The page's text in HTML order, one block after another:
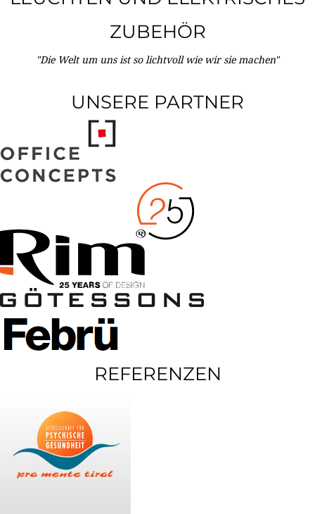
ZUBEHÖR
"Die Welt um uns ist so lichtvoll wie wir sie machen"
UNSERE PARTNER
REFERENZEN